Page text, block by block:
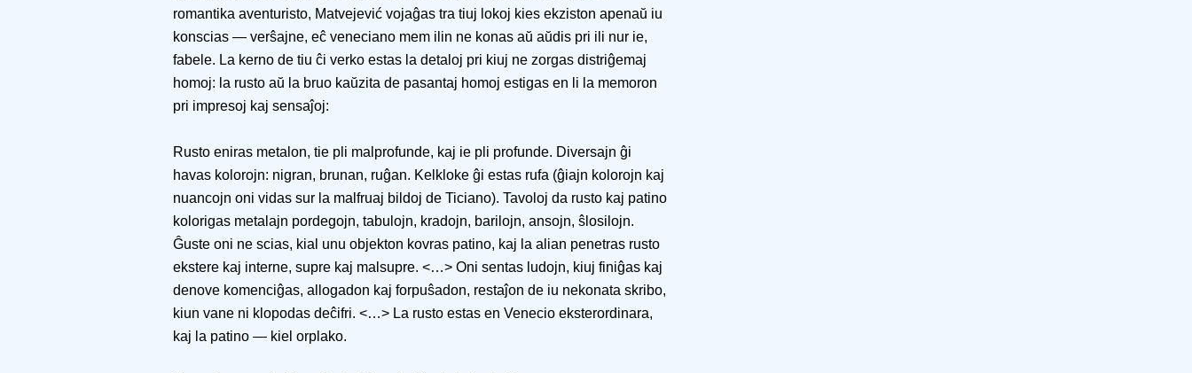
romantika aventuristo, Matvejević vojaĝas tra tiuj lokoj kies ekziston apenaŭ iu
konscias — verŝajne, eĉ veneciano mem ilin ne konas aŭ aŭdis pri ili nur ie,
fabele. La kerno de tiu ĉi verko estas la detaloj pri kiuj ne zorgas distriĝemaj
homoj: la rusto aŭ la bruo kaŭzita de pasantaj homoj estigas en li la memoron
pri impresoj kaj sensaĵoj:
Rusto eniras metalon, tie pli malprofunde, kaj ie pli profunde. Diversajn ĝi
havas kolorojn: nigran, brunan, ruĝan. Kelkloke ĝi estas rufa (ĝiajn kolorojn kaj
nuancojn oni vidas sur la malfruaj bildoj de Ticiano). Tavoloj da rusto kaj patino
kolorigas metalajn pordegojn, tabulojn, kradojn, barilojn, ansojn, ŝlosilojn.
Ĝuste oni ne scias, kial unu objekton kovras patino, kaj la alian penetras rusto
ekstere kaj interne, supre kaj malsupre. <…> Oni sentas ludojn, kiuj finiĝas kaj
denove komenciĝas, allogadon kaj forpuŝadon, restaĵon de iu nekonata skribo,
kiun vane ni klopodas deĉifri. <…> La rusto estas en Venecio eksterordinara,
kaj la patino — kiel orplako.